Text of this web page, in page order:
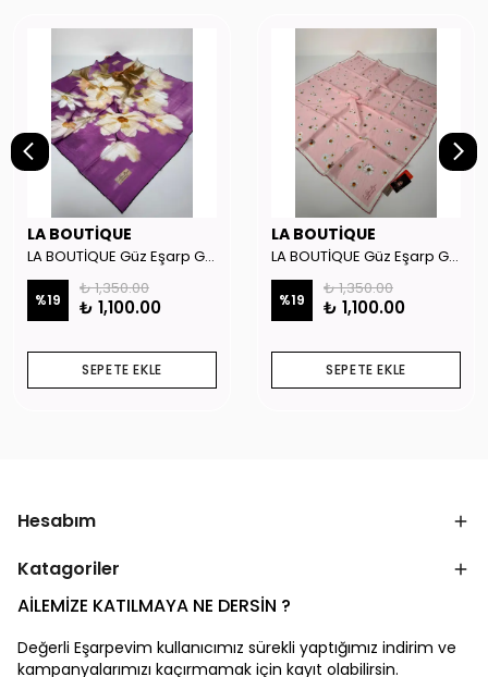
LA BOUTİQUE
LA BOUTİQUE Güz Eşarp GYSE262908
%19
₺ 1,350.00
₺ 1,100.00
SEPETE EKLE
LA BOUTİQUE
LA BOUTİQUE Güz Eşarp GYSE130804
%19
₺ 1,350.00
₺ 1,100.00
SEPETE EKLE
Hesabım
Katagoriler
AİLEMİZE KATILMAYA NE DERSİN ?
Değerli Eşarpevim kullanıcımız sürekli yaptığımız indirim ve
kampanyalarımızı kaçırmamak için kayıt olabilirsin.